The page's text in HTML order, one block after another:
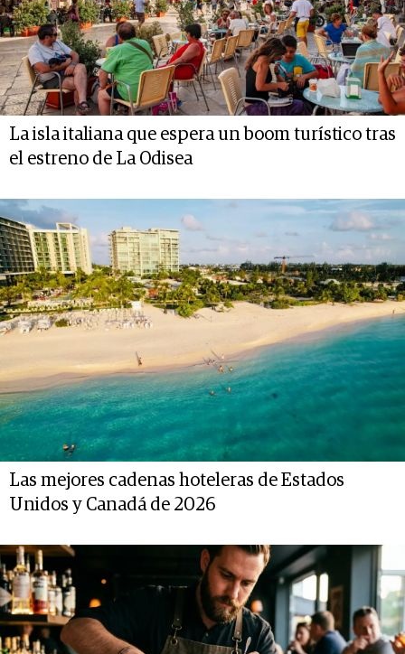
La isla italiana que espera un boom turístico tras
el estreno de La Odisea
Las mejores cadenas hoteleras de Estados
Unidos y Canadá de 2026